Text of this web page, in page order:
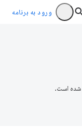
ورود به برنامه
شده است.